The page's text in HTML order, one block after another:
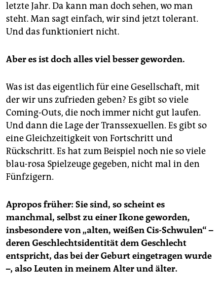
letzte Jahr. Da kann man doch sehen, wo man
steht. Man sagt einfach, wir sind jetzt tolerant.
Und das funktioniert nicht.
Aber es ist doch alles viel besser geworden.
Was ist das eigentlich für eine Gesellschaft, mit
der wir uns zufrieden geben? Es gibt so viele
Coming-Outs, die noch immer nicht gut laufen.
Und dann die Lage der Transsexuellen. Es gibt so
eine Gleichzeitigkeit von Fortschritt und
Rückschritt. Es hat zum Beispiel noch nie so viele
blau-rosa Spielzeuge gegeben, nicht mal in den
Fünfzigern.
Apropos früher: Sie sind, so scheint es
manchmal, selbst zu einer Ikone geworden,
insbesondere von „alten, weißen Cis-Schwulen“ –
deren Geschlechtsidentität dem Geschlecht
entspricht, das bei der Geburt eingetragen wurde
–, also Leuten in meinem Alter und älter.